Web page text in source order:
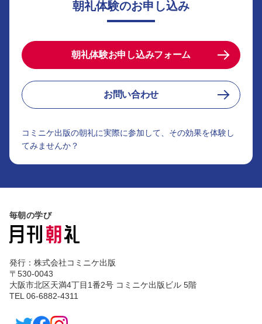
朝礼体験のお申し込み
朝礼体験お申し込みフォーム
お問い合わせ
コミニケ出版の朝礼に実際に参加して、その効果を体験し
てみませんか？
毎朝の学び
発行：株式会社コミニケ出版
〒530-0043
大阪市北区天満4丁目1番2号 コミニケ出版ビル 5階
TEL 06-6882-4311